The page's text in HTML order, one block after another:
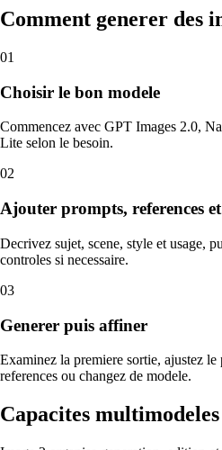
Comment generer des
01
Choisir le bon modele
Commencez avec GPT Images 2.0,
Lite selon le besoin.
02
Ajouter prompts, references
Decrivez sujet, scene, style et usage,
controles si necessaire.
03
Generer puis affiner
Examinez la premiere sortie, ajustez le
references ou changez de modele.
Capacites